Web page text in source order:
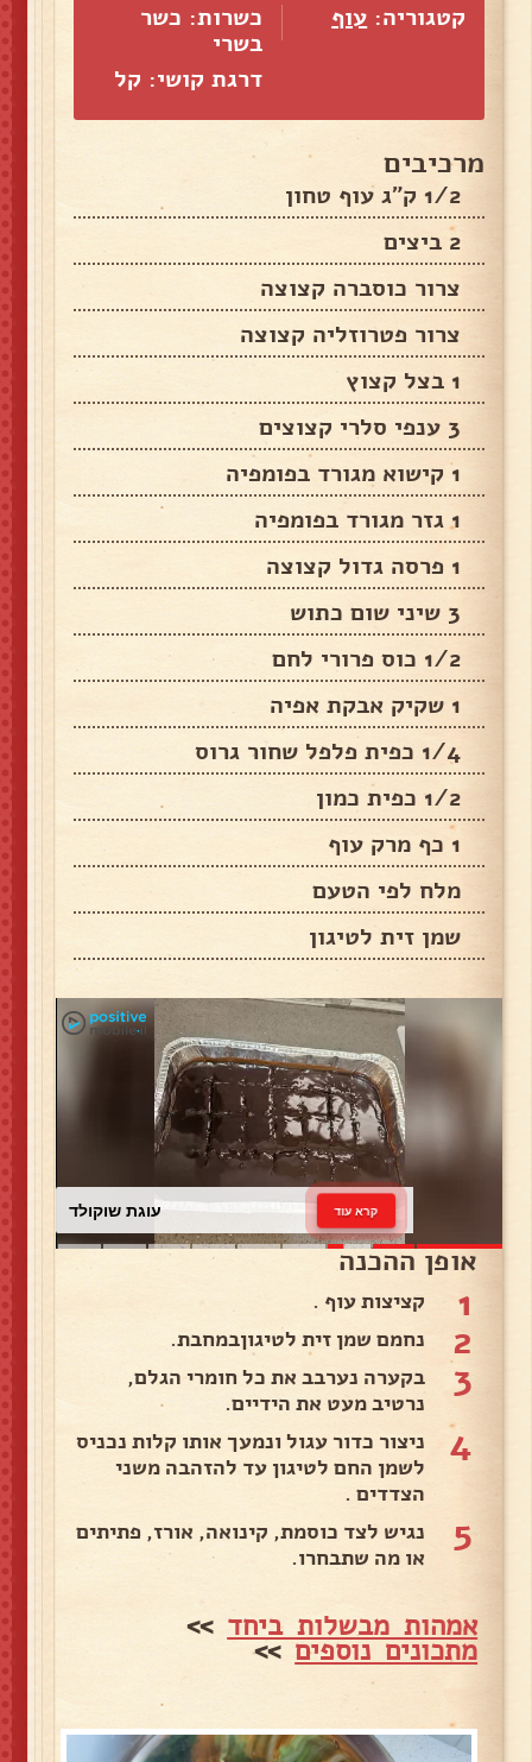
קטגוריה: עוף
כשרות: כשר
בשרי
דרגת קושי: קל
מרכיבים
1/2 ק"ג עוף טחון
2 ביצים
צרור כוסברה קצוצה
צרור פטרוזליה קצוצה
1 בצל קצוץ
3 ענפי סלרי קצוצים
1 קישוא מגורד בפומפיה
1 גזר מגורד בפומפיה
1 פרסה גדול קצוצה
3 שיני שום כתוש
1/2 כוס פרורי לחם
1 שקיק אבקת אפיה
1/4 כפית פלפל שחור גרוס
1/2 כפית כמון
1 כף מרק עוף
מלח לפי הטעם
שמן זית לטיגון
עוגת שוקולד קרא עוד
אופן ההכנה
1 קציצות עוף .
2 נחמם שמן זית לטיגוןבמחבת.
3
בקערה נערבב את כל חומרי הגלם,
נרטיב מעט את הידיים.
4
ניצור כדור עגול ונמעך אותו קלות נכניס
לשמן החם לטיגון עד להזהבה משני
הצדדים .
5
נגיש לצד כוסמת, קינואה, אורז, פתיתים
או מה שתבחרו.
אמהות מבשלות ביחד >>
מתכונים נוספים>>